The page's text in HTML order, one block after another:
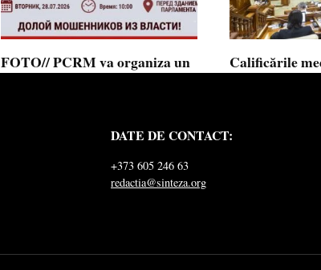
FOTO// PCRM va organiza un
Partidul Comuniștilor din Republica
Calificările
Calificările
DATE DE CONTACT:
+373 605 246 63
redactia@sinteza.org